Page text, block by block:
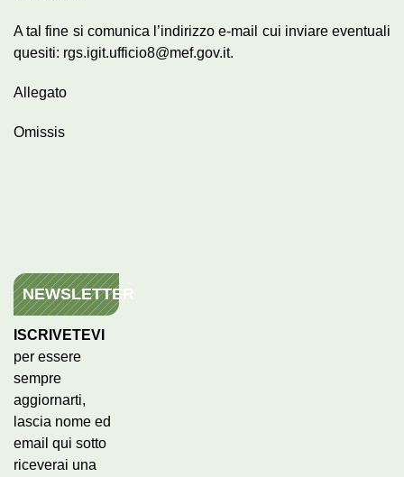
A tal fine si comunica l’indirizzo e-mail cui inviare eventuali
quesiti: rgs.igit.ufficio8@mef.gov.it.
Allegato
Omissis
NEWSLETTER
ISCRIVETEVI
per essere
sempre
aggiornarti,
lascia nome ed
email qui sotto
riceverai una